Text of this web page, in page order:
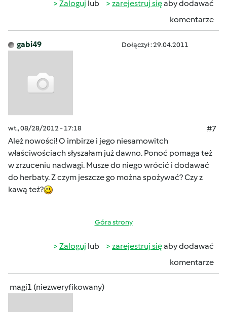
Zaloguj lub zarejestruj sięaby dodawać
komentarze
gabi49 Dołączył : 29.04.2011
wt., 08/28/2012 - 17:18
#7
Ależ nowości! O imbirze i jego niesamowitch
właściwościach słyszałam już dawno. Ponoć pomaga też
w zrzuceniu nadwagi. Musze do niego wrócić i dodawać
do herbaty. Z czym jeszcze go można spożywać? Czy z
kawą też?
Góra strony
Zaloguj lub zarejestruj sięaby dodawać
komentarze
magi1 (niezweryfikowany)